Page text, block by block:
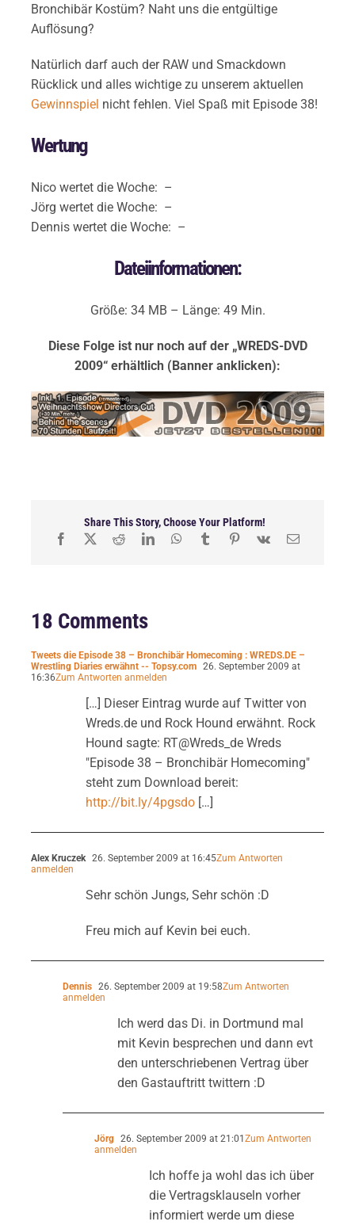
Bronchibär Kostüm? Naht uns die entgültige
Auflösung?
Natürlich darf auch der RAW und Smackdown
Rücklick und alles wichtige zu unserem aktuellen
Gewinnspiel nicht fehlen. Viel Spaß mit Episode 38!
Wertung
Nico wertet die Woche: –
Jörg wertet die Woche: –
Dennis wertet die Woche: –
Dateiinformationen:
Größe: 34 MB – Länge: 49 Min.
Diese Folge ist nur noch auf der „WREDS-DVD
2009“ erhältlich (Banner anklicken):
Share This Story, Choose Your Platform!
18 Comments
Tweets die Episode 38 – Bronchibär Homecoming : WREDS.DE –
Wrestling Diaries erwähnt -- Topsy.com 26. September 2009 at
16:36Zum Antworten anmelden
[…] Dieser Eintrag wurde auf Twitter von
Wreds.de und Rock Hound erwähnt. Rock
Hound sagte: RT@Wreds_de Wreds
"Episode 38 – Bronchibär Homecoming"
steht zum Download bereit:
http://bit.ly/4pgsdo[…]
Alex Kruczek 26. September 2009 at 16:45Zum Antworten
anmelden
Sehr schön Jungs, Sehr schön :D
Freu mich auf Kevin bei euch.
Dennis 26. September 2009 at 19:58Zum Antworten
anmelden
Ich werd das Di. in Dortmund mal
mit Kevin besprechen und dann evt
den unterschriebenen Vertrag über
den Gastauftritt twittern :D
Jörg 26. September 2009 at 21:01Zum Antworten
anmelden
Ich hoffe ja wohl das ich über
die Vertragsklauseln vorher
informiert werde um diese